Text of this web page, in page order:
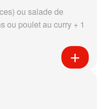
ou salade de
ou poulet au curry + 1